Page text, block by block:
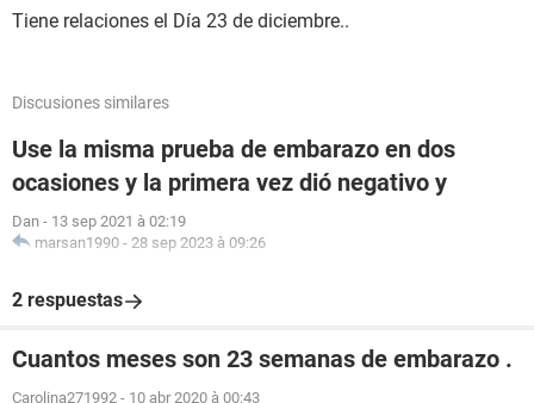
Tiene relaciones el Día 23 de diciembre..
Discusiones similares
Use la misma prueba de embarazo en dos
ocasiones y la primera vez dió negativo y
Dan - 13 sep 2021 à 02:19
marsan1990 - 28 sep 2023 à 09:26
2 respuestas
Cuantos meses son 23 semanas de embarazo .
Carolina271992 - 10 abr 2020 à 00:43